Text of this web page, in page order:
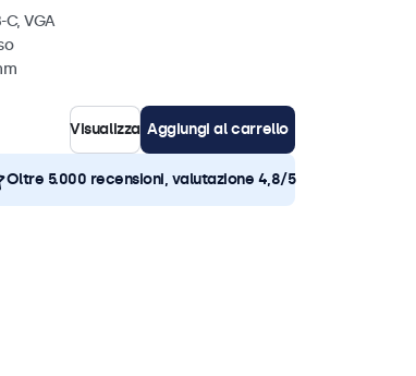
C, VGA
Visualizza Aggiungi al carrello
Oltre 5.000 recensioni, valutazione 4,8/5